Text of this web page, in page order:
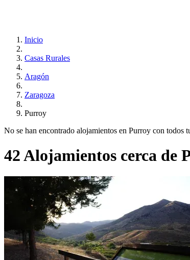
Inicio
Casas Rurales
Aragón
Zaragoza
Purroy
No se han encontrado alojamientos en Purroy con todos
42 Alojamientos cerca de